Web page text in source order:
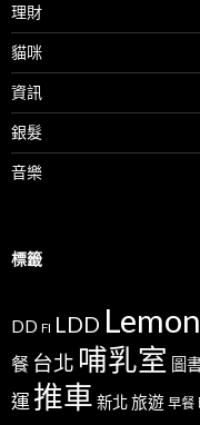
理財
貓咪
資訊
銀髮
音樂
標籤
DD FI LDD Lemon
餐 台北 哺乳室 圖
運 推車 新北旅遊 早餐